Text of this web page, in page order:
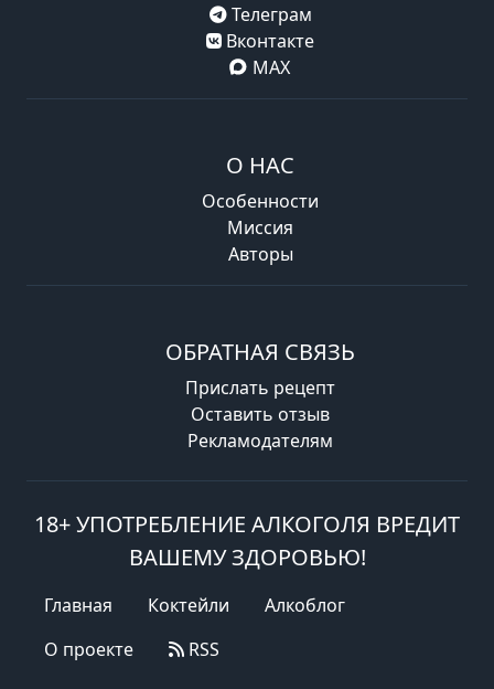
Телеграм
Вконтакте
MAX
О НАС
Особенности
Миссия
Авторы
ОБРАТНАЯ СВЯЗЬ
Прислать рецепт
Оставить отзыв
Рекламодателям
18+ УПОТРЕБЛЕНИЕ АЛКОГОЛЯ ВРЕДИТ
ВАШЕМУ ЗДОРОВЬЮ!
Главная Коктейли
Алкоблог
О проекте
RSS